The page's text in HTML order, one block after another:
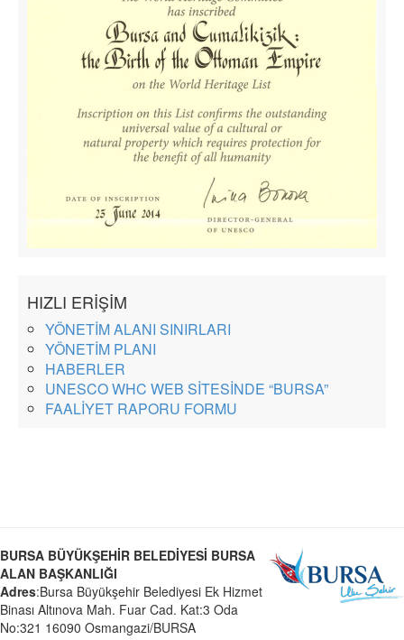
HIZLI ERİŞİM
YÖNETİM ALANI SINIRLARI
YÖNETİM PLANI
HABERLER
UNESCO WHC WEB SİTESİNDE “BURSA”
FAALİYET RAPORU FORMU
BURSA BÜYÜKŞEHİR BELEDİYESİ BURSA
ALAN BAŞKANLIĞI
Adres:Bursa Büyükşehir Belediyesi Ek Hizmet
Binası Altınova Mah. Fuar Cad. Kat:3 Oda
No:321 16090 Osmangazi/BURSA